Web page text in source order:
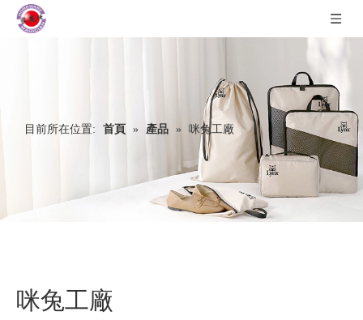
目前所在位置: 首頁 » 產品 » 咪兔工廠
咪兔工廠